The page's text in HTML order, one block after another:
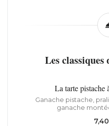
Les classiques
La tarte pistache
Ganache pistache,
ganache